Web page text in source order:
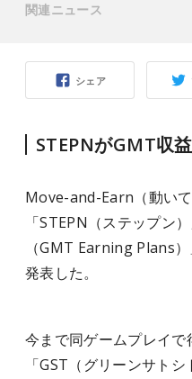
シェア
STEPNがGMT収
Move-and-Earn（動い
「STEPN（ステップン
（GMT Earning Plans
発表した。
今まで同ゲームプレイで
「GST（グリーンサト
関連ニュース